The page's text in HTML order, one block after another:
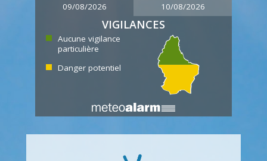
09/08/2026 10/08/2026
VIGILANCES
Aucune vigilance
particulière
Danger potentiel